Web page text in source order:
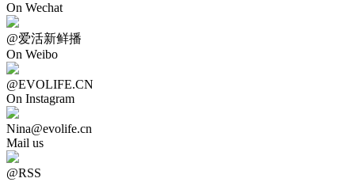
On Wechat
@爱活新鲜播
On Weibo
@EVOLIFE.CN
On Instagram
Nina@evolife.cn
Mail us
@RSS